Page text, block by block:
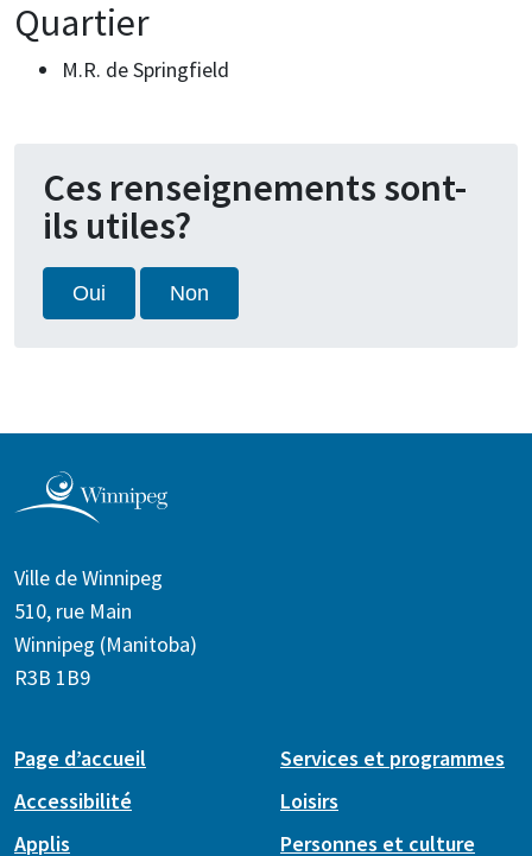
Quartier
M.R. de Springfield
Ces renseignements sont-
ils utiles?
Oui Non
Ville de Winnipeg
510, rue Main
Winnipeg (Manitoba)
R3B 1B9
Page d’accueil
Accessibilité
Applis
Services et programmes
Loisirs
Personnes et culture